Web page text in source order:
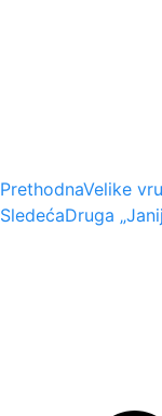
PrethodnaVelike
SledećaDruga